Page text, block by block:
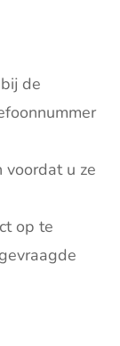
de
u ze
op te